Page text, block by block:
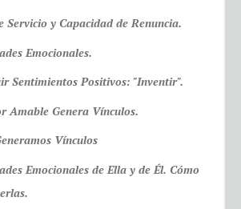
Servicio y Capacidad de Renuncia.
Emocionales.
Sentimientos Positivos: "Inventir".
Amable Genera Vínculos.
Vínculos
Emocionales de Ella y de Él. Cómo